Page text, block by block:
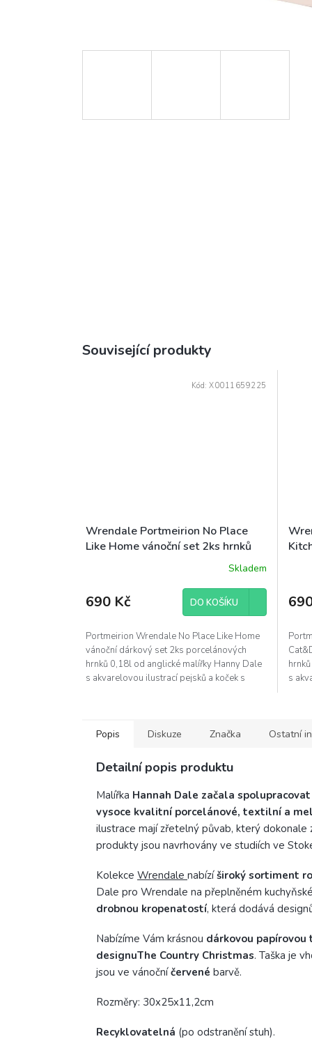
Související produkty
Wrendale Portmeirion No Place
Like Home vánoční set 2ks hrnků
0,18l s táckem 21x14cm kočka pes
Skladem
690 Kč DO KOŠÍKU
Portmeirion Wrendale No Place Like Home
vánoční dárkový set 2ks porcelánových
hrnků 0,18l od anglické malířky Hanny Dale
s akvarelovou ilustrací pejsků a koček s
Kód:X0011659225
s
Popis Diskuze Značka Ostatní
Detailní popis produktu
Malířka Hannah Dale začala
vysoce kvalitní porcelánové, textilní a
ilustrace mají zřetelný půvab, který
produkty jsou navrhovány ve studiích ve
Kolekce Wrendale nabízíširoký sortiment
Dale pro Wrendale na přeplněném
drobnou kropenatostí, která dodává
Nabízíme Vám krásnou dárkovou papírovou
designuThe Country Christmas. Taška je
jsou ve vánočníčervené barvě.
Rozměry: 30x25x11,2cm
Recyklovatelná (po odstranění stuh).